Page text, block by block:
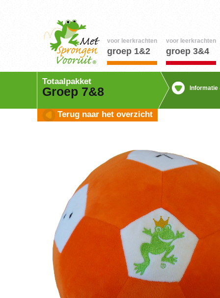
voor leerkrachten
groep 1&2
voor leerkrachten
groep 3&4
Totaalpakket
Groep 7&8
Terug naar het overzicht
Informatie